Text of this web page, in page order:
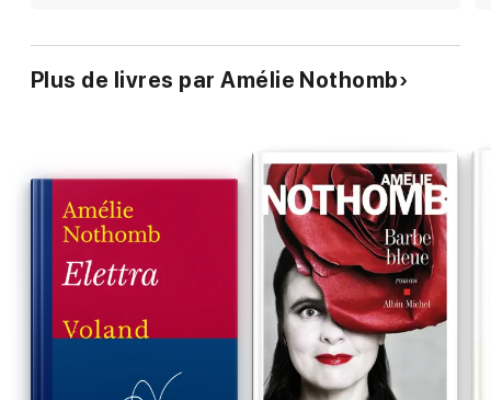
Plus de livres par Amélie Nothomb